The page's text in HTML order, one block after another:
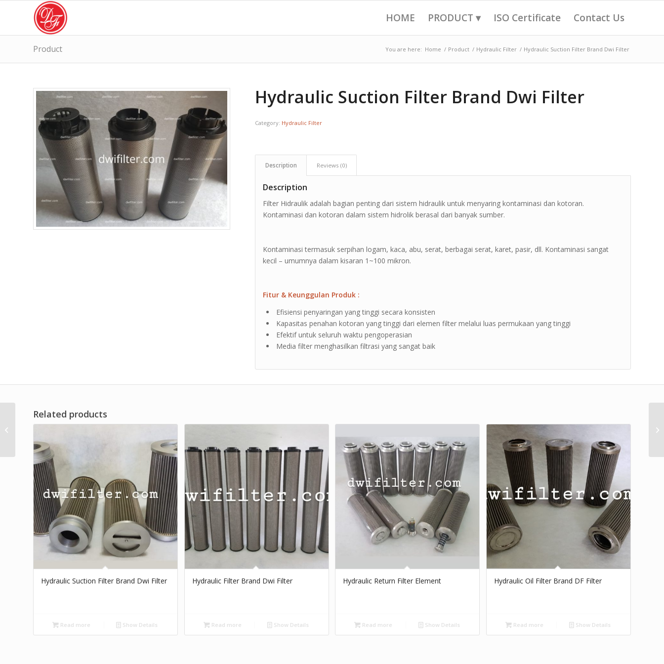
HOME PRODUCT ▾ ISO Certificate Contact Us
Product You are here: Home / Product / Hydraulic Filter / Hydraulic Suction Filter Brand Dwi Filter
Hydraulic Suction Filter Brand Dwi Filter
Category: Hydraulic Filter
Description Reviews (0)
Description
Filter Hidraulik adalah bagian penting dari sistem hidraulik untuk menyaring kontaminasi dan kotoran.
Kontaminasi dan kotoran dalam sistem hidrolik berasal dari banyak sumber.
Kontaminasi termasuk serpihan logam, kaca, abu, serat, berbagai serat, karet, pasir, dll. Kontaminasi sangat
kecil – umumnya dalam kisaran 1~100 mikron.
Fitur & Keunggulan Produk :
Efisiensi penyaringan yang tinggi secara konsisten
Kapasitas penahan kotoran yang tinggi dari elemen filter melalui luas permukaan yang tinggi
Efektif untuk seluruh waktu pengoperasian
Media filter menghasilkan filtrasi yang sangat baik
Related products
Hydraulic Suction Filter Brand Dwi Filter
Read more Show Details
Hydraulic Filter Brand Dwi Filter
Read more Show Details
Hydraulic Return Filter Element
Read more Show Details
Hydraulic Oil Filter Brand DF Filter
Read more Show Details
Air Filter Dust Powder